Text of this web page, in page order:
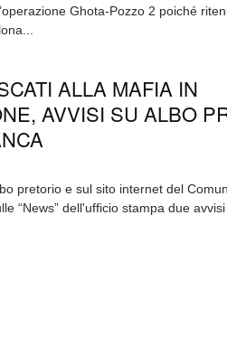
Ghota-Pozzo 2 poiché
ALLA MAFIA IN
AVVISI SU ALBO
pretorio e sul sito internet del
“News” dell'ufficio stampa due